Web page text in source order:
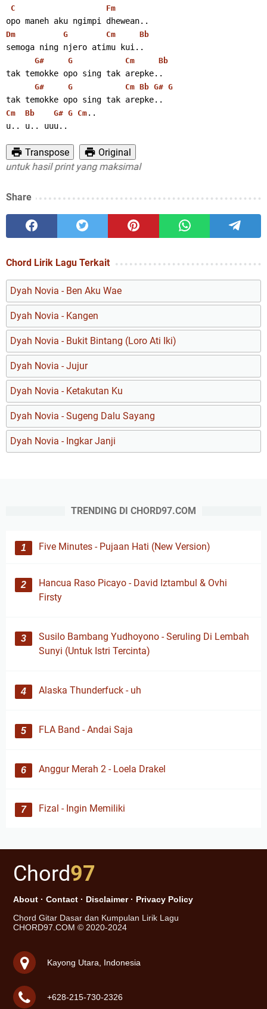
C Fm
opo maneh aku ngimpi dhewean..
Dm G Cm Bb
semoga ning njero atimu kui..
G# G Cm Bb
tak temokke opo sing tak arepke..
G# G Cm Bb G# G
tak temokke opo sing tak arepke..
Cm Bb G# G Cm ..
u.. u.. uuu..
Transpose
Original
hasil print yang maksimal
Share
Chord Lirik Lagu Terkait
Dyah Novia - Ben Aku Wae
Dyah Novia - Kangen
Dyah Novia - Bukit Bintang (Loro Ati Iki)
Dyah Novia - Jujur
Dyah Novia - Ketakutan Ku
Dyah Novia - Sugeng Dalu Sayang
Dyah Novia - Ingkar Janji
TRENDING DI CHORD97.COM
Five Minutes - Pujaan Hati (New Version)
Hancua Raso Picayo - David Iztambul & Ovhi
Firsty
Susilo Bambang Yudhoyono - Seruling Di Lembah
Sunyi (Untuk Istri Tercinta)
Alaska Thunderfuck - uh
FLA Band - Andai Saja
Anggur Merah 2 - Loela Drakel
Fizal - Ingin Memiliki
Chord97
About · Contact · Disclaimer· Privacy Policy
Chord Gitar Dasar dan Kumpulan Lirik Lagu
CHORD97.COM © 2020-2024
Kayong Utara, Indonesia
+628-215-730-2326